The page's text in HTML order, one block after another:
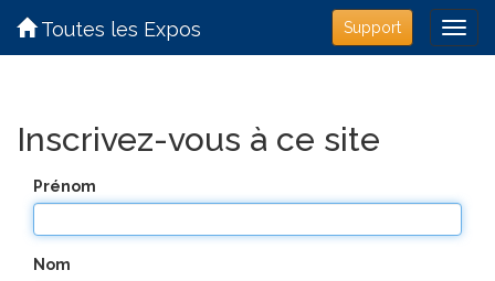
Support
Toutes les Expos
Inscrivez-vous à ce site
Prénom
Nom